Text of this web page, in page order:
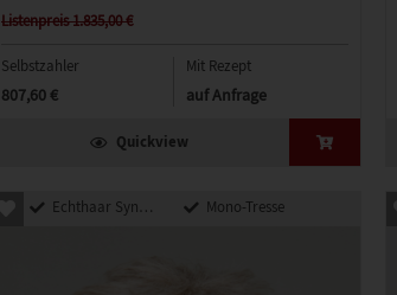
Listenpreis 1.835,00 €
Selbstzahler
807,60 €
Mit Rezept
auf Anfrage
Quickview
Echthaar Synthetik Mix Mono-Tresse